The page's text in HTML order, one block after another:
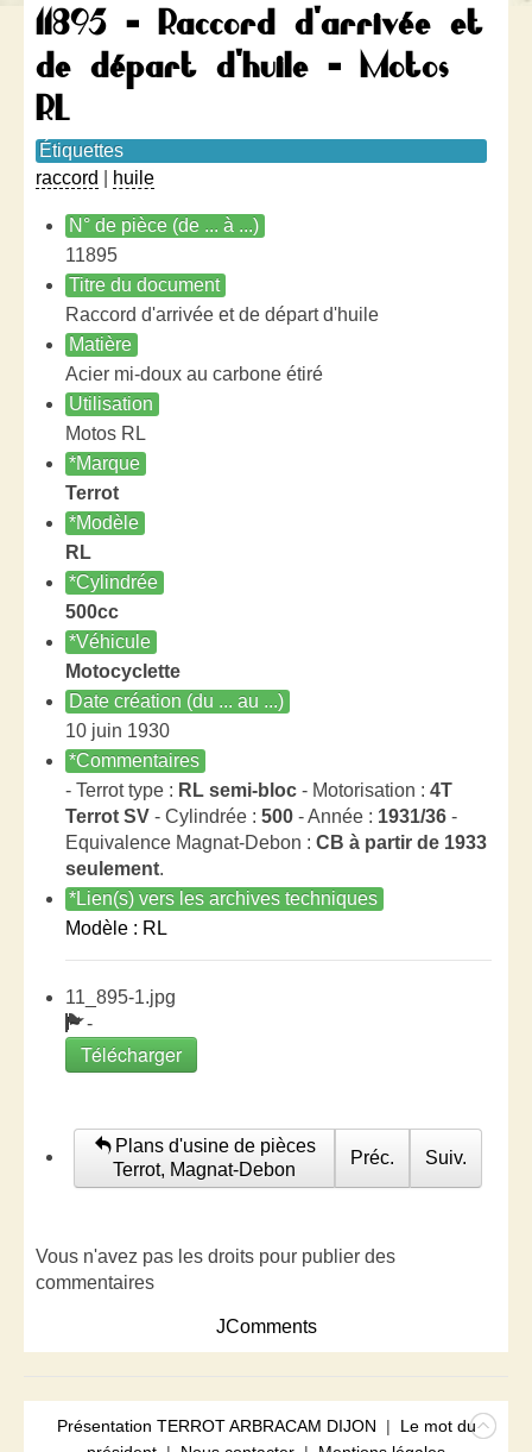
11895 - Raccord d'arrivée et
de départ d'huile - Motos
RL
Étiquettes
raccord
huile
N° de pièce (de ... à ...)
11895
Titre du document
Raccord d'arrivée et de départ d'huile
Matière
Acier mi-doux au carbone étiré
Utilisation
Motos RL
*Marque
Terrot
*Modèle
RL
*Cylindrée
500cc
*Véhicule
Motocyclette
Date création (du ... au ...)
10 juin 1930
*Commentaires
- Terrot type : RL semi-bloc - Motorisation : 4T
Terrot SV - Cylindrée : 500 - Année : 1931/36 -
Equivalence Magnat-Debon : CB à partir de 1933
seulement.
*Lien(s) vers les archives techniques
Modèle : RL
11_895-1.jpg
-
Télécharger
Plans d'usine de pièces
Terrot, Magnat-Debon
Préc. Suiv.
Vous n'avez pas les droits pour publier des
commentaires
JComments
Présentation TERROT ARBRACAM DIJON | Le mot du